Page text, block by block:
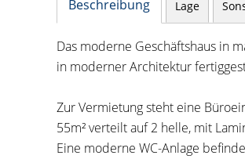
Beschreibung Lage
Das moderne Geschäftshaus in
in moderner Architektur
Zur Vermietung steht eine
55m² verteilt auf 2 helle, mit
Eine moderne WC-Anlage